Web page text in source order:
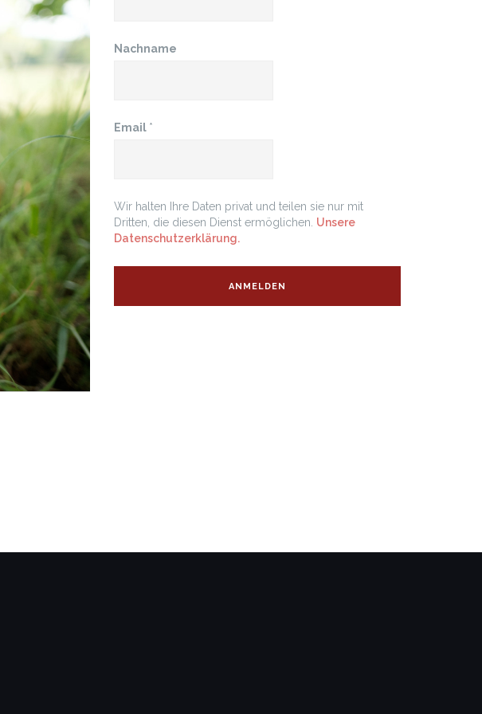
Nachname
Email *
Wir halten Ihre Daten privat und teilen sie nur mit
Dritten, die diesen Dienst ermöglichen. Unsere
Datenschutzerklärung.